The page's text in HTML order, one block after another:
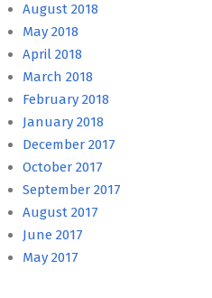
August 2018
May 2018
April 2018
March 2018
February 2018
January 2018
December 2017
October 2017
September 2017
August 2017
June 2017
May 2017